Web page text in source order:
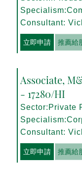
Management
Consultant:
立即申請 推薦給
Associate,
- 17280/HI
Sector:Private
Acquisitions
Consultant:
立即申請 推薦給